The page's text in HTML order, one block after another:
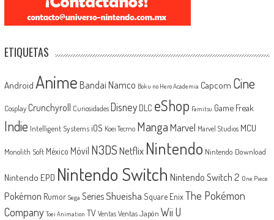
ETIQUETAS
Android Anime Bandai Namco Boku no Hero Academia Capcom Cine
Cosplay Crunchyroll Curiosidades Disney DLC eShop Famitsu Game Freak
Indie Intelligent Systems iOS Koei Tecmo MangaMarvel Marvel Studios MCU
Monolith Soft México Móvil N3DSNetflix Nintendo Nintendo Download
Nintendo EPD Nintendo Switch Nintendo Switch 2 One Piece
Pokémon Rumor Sega SeriesShueisha Square EnixThe Pokémon
Company Toei Animation TV Ventas Ventas Japón Wii U